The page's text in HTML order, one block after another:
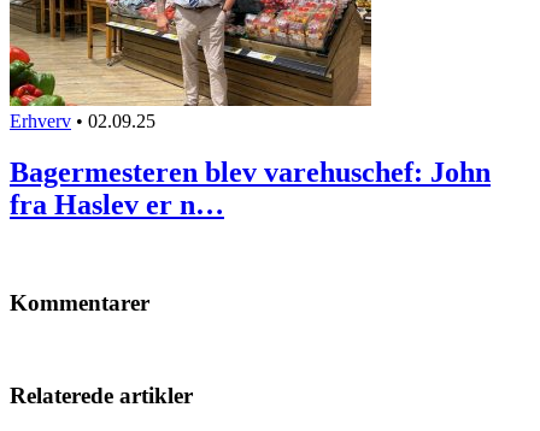
Erhverv • 02.09.25
Bagermesteren blev varehuschef: John
fra Haslev er n…
Kommentarer
Relaterede artikler